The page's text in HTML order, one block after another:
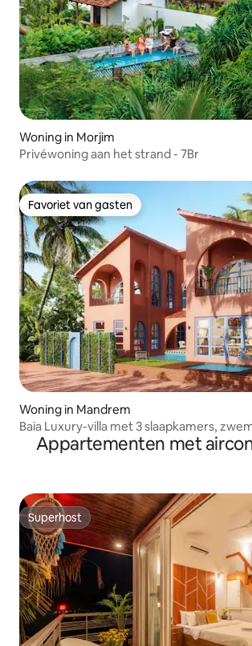
Woning in Morjim
Privéwoning aan het strand - 7Br
Favoriet van gasten
Favoriet van gasten
Woning in Mandrem
Baia Luxury-villa met 3 slaapkamers,
Mandrem, Goa
Appartementen met
Superhost
Superhost